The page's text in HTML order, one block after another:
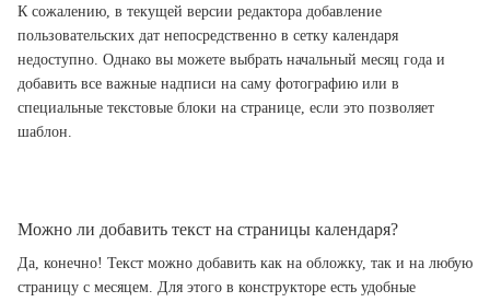
К сожалению, в текущей версии редактора добавление
пользовательских дат непосредственно в сетку календаря
недоступно. Однако вы можете выбрать начальный месяц года и
добавить все важные надписи на саму фотографию или в
специальные текстовые блоки на странице, если это позволяет
шаблон.
Можно ли добавить текст на страницы календаря?
Да, конечно! Текст можно добавить как на обложку, так и на любую
страницу с месяцем. Для этого в конструкторе есть удобные